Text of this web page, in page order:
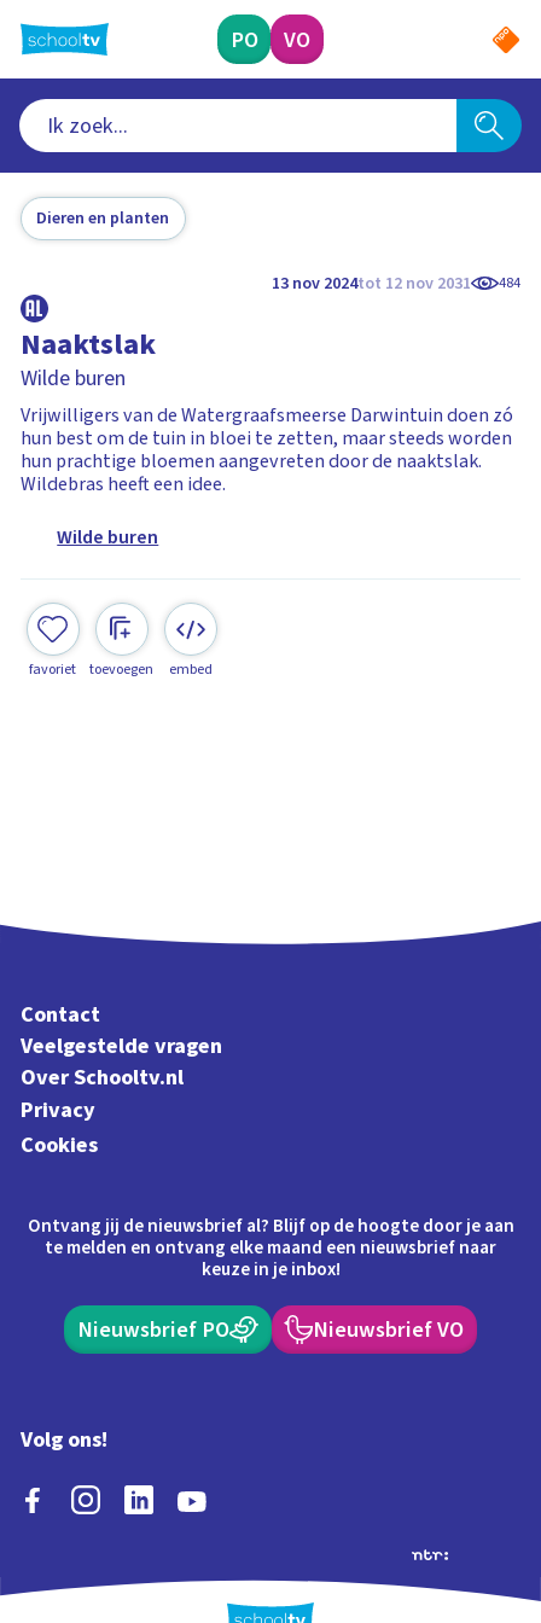
naar
hoofdinhoud
PO VO
Dieren en planten
13 nov 2024tot 12 nov 2031 484
Naaktslak
Wilde buren
Vrijwilligers van de Watergraafsmeerse Darwintuin doen zó
hun best om de tuin in bloei te zetten, maar steeds worden
hun prachtige bloemen aangevreten door de naaktslak.
Wildebras heeft een idee.
Wilde buren
favoriet toevoegen embed
Contact
Veelgestelde vragen
Over Schooltv.nl
Privacy
Cookies
Ontvang jij de nieuwsbrief al? Blijf op de hoogte door je aan
te melden en ontvang elke maand een nieuwsbrief naar
keuze in je inbox!
Nieuwsbrief PO Nieuwsbrief VO
Volg ons!